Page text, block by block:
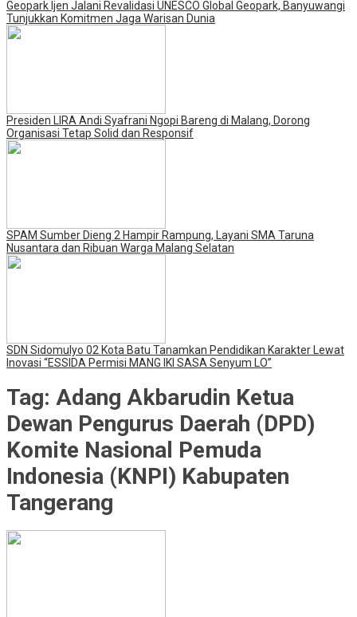
Geopark Ijen Jalani Revalidasi UNESCO Global Geopark, Banyuwangi
Tunjukkan Komitmen Jaga Warisan Dunia
Presiden LIRA Andi Syafrani Ngopi Bareng di Malang, Dorong
Organisasi Tetap Solid dan Responsif
SPAM Sumber Dieng 2 Hampir Rampung, Layani SMA Taruna
Nusantara dan Ribuan Warga Malang Selatan
SDN Sidomulyo 02 Kota Batu Tanamkan Pendidikan Karakter Lewat
Inovasi “ESSIDA Permisi MANG IKI SASA Senyum LO”
Tag: Adang Akbarudin Ketua
Dewan Pengurus Daerah (DPD)
Komite Nasional Pemuda
Indonesia (KNPI) Kabupaten
Tangerang